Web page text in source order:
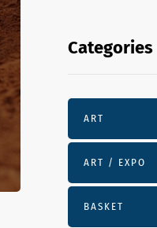
Categories
ART
ART / EXPO
BASKET